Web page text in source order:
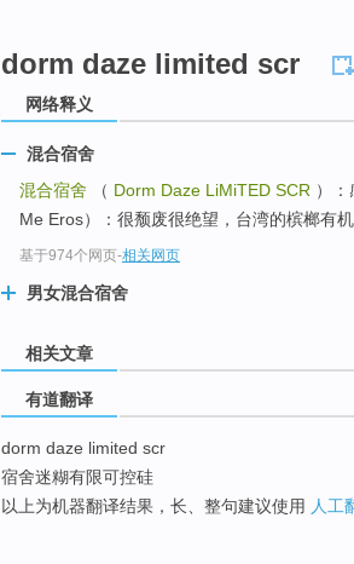
dorm daze limited scr
网络释义
混合宿舍
混合宿舍 （ Dorm Daze LiMiTED SCR ）
Me Eros）：很颓废很绝望，台湾的槟榔有
基于974个网页-相关网页
男女混合宿舍
相关文章
有道翻译
dorm daze limited scr
宿舍迷糊有限可控硅
以上为机器翻译结果，长、整句建议使用 人工